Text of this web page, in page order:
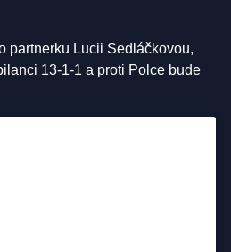
partnerku Lucii Sedláčkovou,
13-1-1 a proti Polce bude